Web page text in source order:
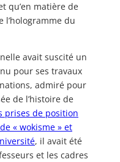
qu’en matière de
l’hologramme du
avait suscité un
pour ses travaux
admiré pour
de l’histoire de
prises de position
« wokisme » et
, il avait été
et les cadres